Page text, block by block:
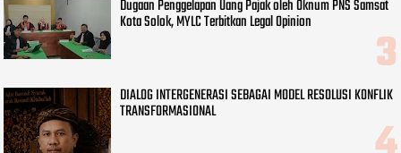
Dugaan Penggelapan Uang Pajak oleh Oknum PNS Samsat
Kota Solok, MYLC Terbitkan Legal Opinion
DIALOG INTERGENERASI SEBAGAI MODEL RESOLUSI KONFLIK
TRANSFORMASIONAL